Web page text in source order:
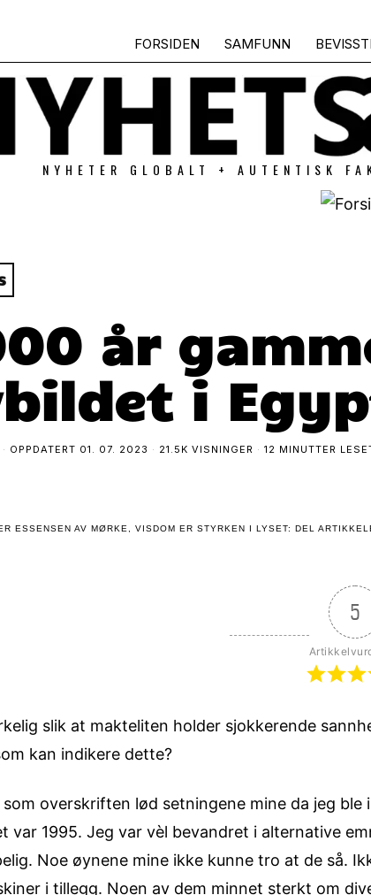
FORSIDEN SAMFUNN
NYHETER GLOBALT + AUTENTISK
år
i
OPPDATERT 01. 07. 2023 21.5K VISNINGER 12 MINUTTER
ESSENSEN AV MØRKE, VISDOM ER STYRKEN I LYSET: DEL
5
slik at makteliten holder sjokkerende
kan indikere dette?
overskriften lød setningene mine da jeg
var 1995. Jeg var vèl bevandret i alternative
Noe øynene mine ikke kunne tro at de så.
i tillegg. Noen av dem minnet sterkt om